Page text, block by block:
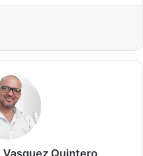
Quintero